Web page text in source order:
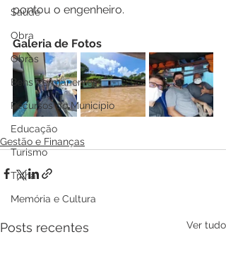
Saúde
Obra
Obras
Bens Permanentes
Recursos do Município
Educação
Turismo
Trilha
Memória e Cultura
pontou o engenheiro.
Galeria de Fotos
Gestão e Finanças
Posts recentes Ver tudo